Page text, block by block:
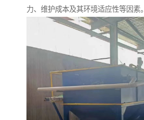
力、维护成本及其环境适应性等因素。